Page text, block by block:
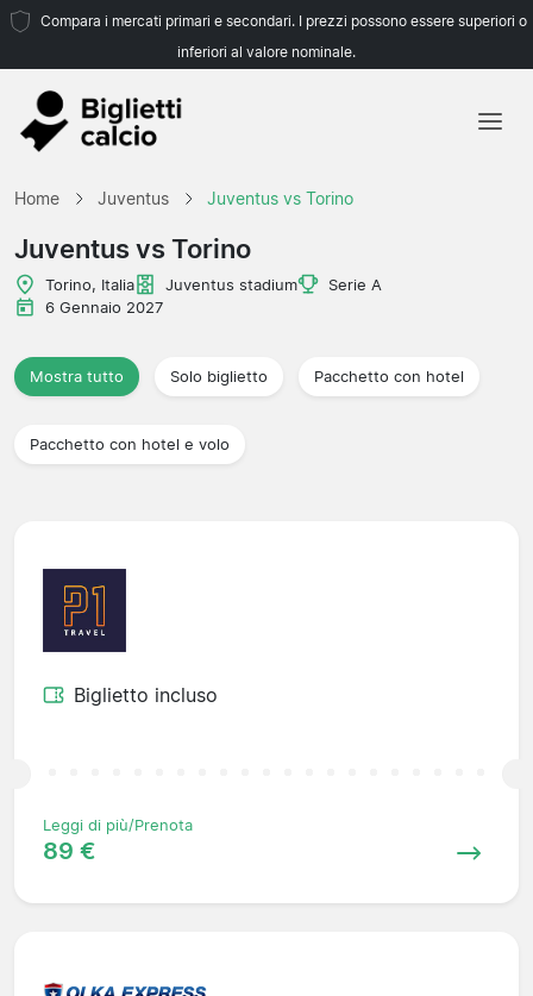
Compara i mercati primari e secondari. I prezzi possono essere superiori o
inferiori al valore nominale.
Home Juventus Juventus vs Torino
Juventus vs Torino
Torino, Italia Juventus stadium
Serie A
6 Gennaio 2027
Mostra tutto Solo biglietto Pacchetto con hotel
Pacchetto con hotel e volo
Biglietto incluso
Leggi di più/Prenota
89 €